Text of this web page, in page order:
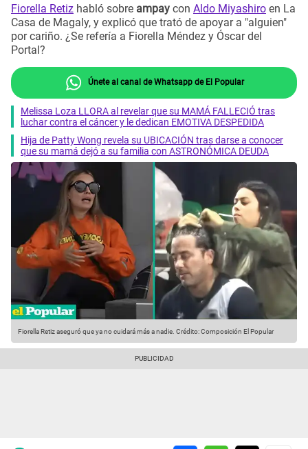
Fiorella Retiz habló sobre ampay con Aldo Miyashiro en La
Casa de Magaly, y explicó que trató de apoyar a "alguien"
por cariño. ¿Se refería a Fiorella Méndez y Óscar del
Portal?
Únete al canal de Whatsapp de El Popular
Melissa Loza LLORA al revelar que su MAMÁ FALLECIÓ tras
luchar contra el cáncer y le dedican EMOTIVA DESPEDIDA
Hija de Patty Wong revela su UBICACIÓN tras darse a conocer
que su mamá dejó a su familia con ASTRONÓMICA DEUDA
Fiorella Retiz aseguró que ya no cuidará más a nadie. Crédito: Composición El Popular